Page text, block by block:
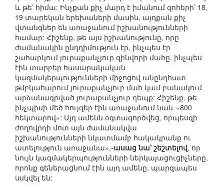
և թե՛ հիմա: Ինչքան քիչ մարդ է իմանում զոհերի՝ 18,
19 տարեկան երեխաների մասին, այդքան քիչ
վտանգներ են առաջանում իշխանությունների
համար: Հիշենք, թե այս իշխանությունը, որը
ժամանակին ընդդիմություն էր, ինչպես էր
շահարկում յուրաքանչյուր զինվորի մահը, ինչպես
էին տարբեր հասարակական
կազմակերպությունների միջոցով անընդհատ
թմբկահարում յուրաքանչյուր մահ կամ բանակում
արձանագրված յուրաքանչյուր դեպք: Հիշենք, թե
ինչպիսի մեծ հույզեր էին առաջանում նաև «800
հեկտարով»: Այդ ամենն օգտագործվեց, որպեսզի
ժողովրդի մոտ այն ժամանակվա
իշխանությունների նկատմամբ հակակրանք ու
ատելություն առաջանա»,-ասաց նա՝ շեշտելով, որ
նույն կազմակերպությունների ներկայացուցիչները,
որոնք գեներացնում էին այդ ամենը, պարզապես
սսկվել են: